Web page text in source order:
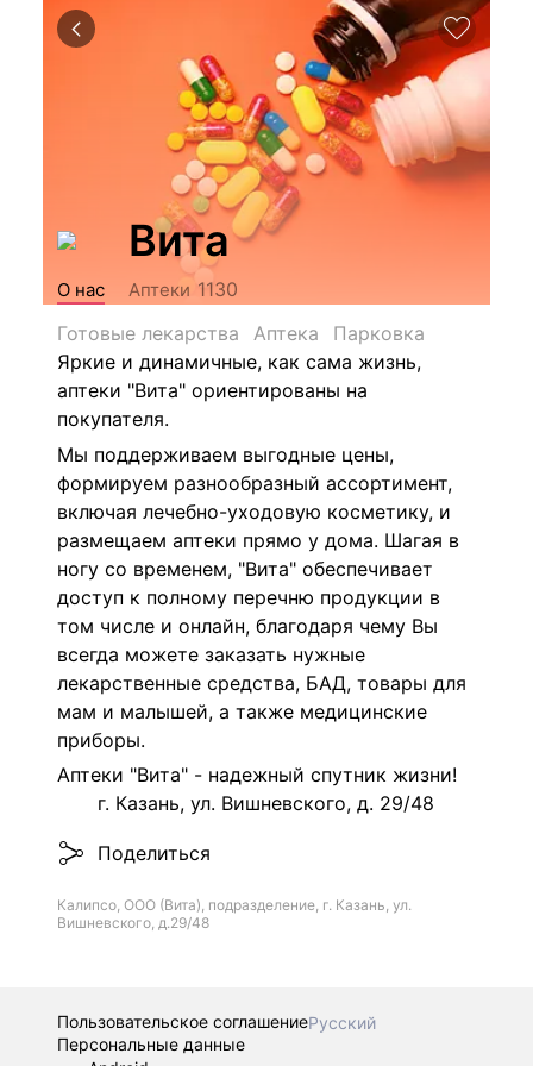
Вита
О нас Аптеки 1130
Готовые лекарства
Аптека
Парковка
Яркие и динамичные, как сама жизнь,
аптеки "Вита" ориентированы на
покупателя.
Мы поддерживаем выгодные цены,
формируем разнообразный ассортимент,
включая лечебно-уходовую косметику, и
размещаем аптеки прямо у дома. Шагая в
ногу со временем, "Вита" обеспечивает
доступ к полному перечню продукции в
том числе и онлайн, благодаря чему Вы
всегда можете заказать нужные
лекарственные средства, БАД, товары для
мам и малышей, а также медицинские
приборы.
Аптеки "Вита" - надежный спутник жизни!
г. Казань, ул. Вишневского, д. 29/48
Поделиться
Калипсо, ООО (Вита), подразделение, г. Казань, ул.
Вишневского, д.29/48
Пользовательское соглашениеРусский
Персональные данные